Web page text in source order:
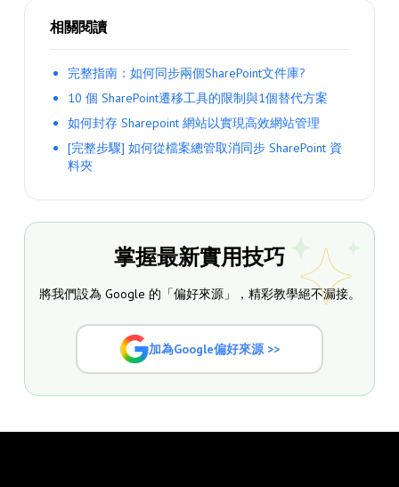
相關閱讀
完整指南：如何同步兩個SharePoint文件庫?
10 個 SharePoint遷移工具的限制與1個替代方案
如何封存 Sharepoint 網站以實現高效網站管理
[完整步驟] 如何從檔案總管取消同步 SharePoint 資
料夾
掌握最新實用技巧
將我們設為 Google 的「偏好來源」，精彩教學絕不漏接。
加為Google偏好來源 >>